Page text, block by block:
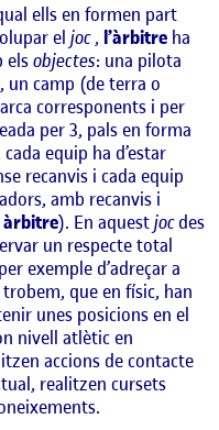
ells en formen part
el joc, l’àrbitre ha
elsobjectes: una pilota
un camp (de terra o
corresponents i per
per 3, pals en forma
cada equip ha d’estar
recanvis i cada equip
amb recanvis i
àrbitre). En aquestjocdes
un respecte total
exemple d’adreçar a
que en físic, han
unes posicions en el
nivell atlètic en
accions de contacte
realitzen cursets